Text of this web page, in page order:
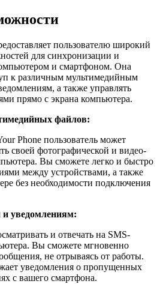
пользователю широкий
для синхронизации и
и смартфоном. Она
к различным мультимедийным
а также управлять
прямо с экрана компьютера.
файлов:
Phone пользователь может
своей фотографической и видео-
Вы сможете легко и быстро
между устройствами, а также
без необходимости подключения
уведомлениям:
и отвечать на SMS-
Вы сможете мгновенно
не отрываясь от работы.
уведомления о пропущенных
с вашего смартфона.